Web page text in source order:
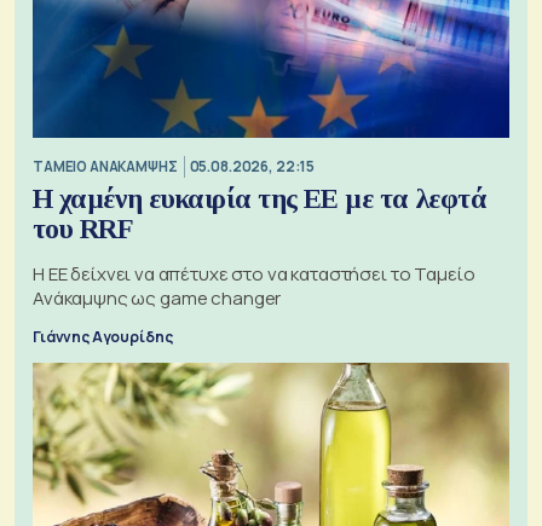
ΤΑΜΕΙΟ ΑΝΑΚΑΜΨΗΣ 05.08.2026, 22:15
Η χαμένη ευκαιρία της ΕΕ με τα λεφτά
του RRF
Η ΕΕ δείχνει να απέτυχε στο να καταστήσει το Ταμείο
Ανάκαμψης ως game changer
Γιάννης Αγουρίδης